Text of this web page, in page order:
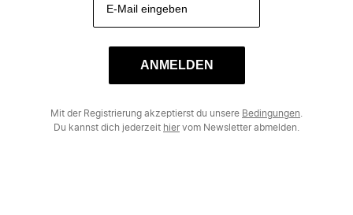
ANMELDEN
Mit der Registrierung akzeptierst du unsere Bedingungen
Du kannst dich jederzeit hiervom Newsletter abmelden.